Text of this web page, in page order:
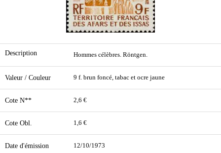
Description Hommes célèbres. Röntgen.
Valeur / Couleur 9 f. brun foncé, tabac et ocre jaune
Cote N** 2,6 €
Cote Obl. 1,6 €
Date d'émission 12/10/1973